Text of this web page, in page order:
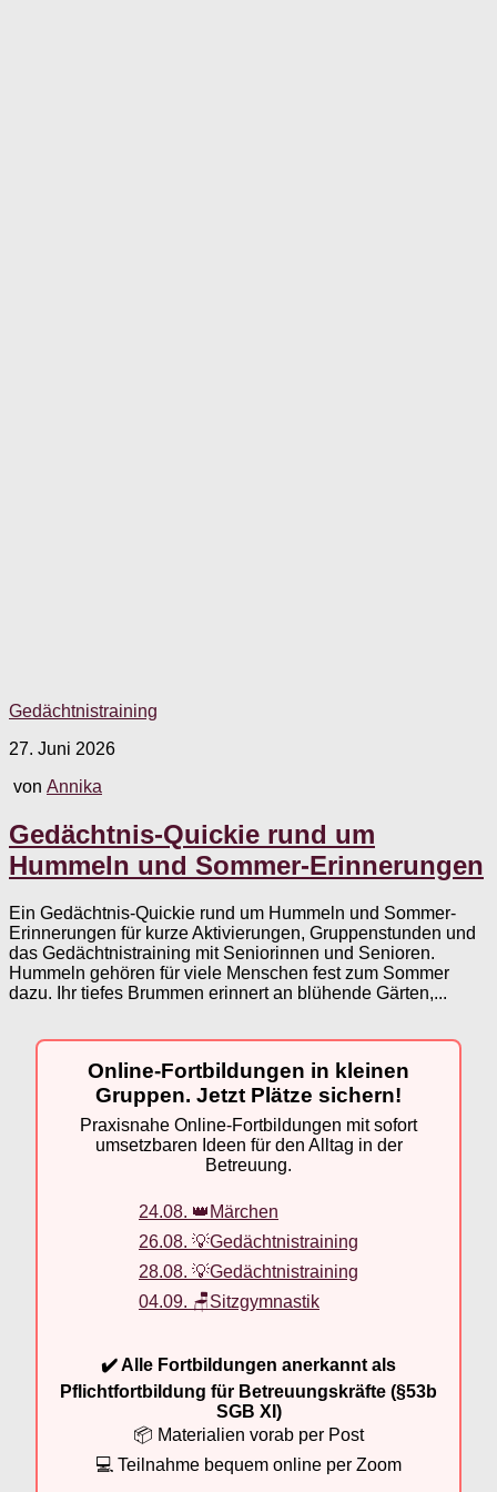
Gedächtnistraining
27. Juni 2026
von Annika
Gedächtnis-Quickie rund um
Hummeln und Sommer-Erinnerungen
Ein Gedächtnis-Quickie rund um Hummeln und Sommer-
Erinnerungen für kurze Aktivierungen, Gruppenstunden und
das Gedächtnistraining mit Seniorinnen und Senioren.
Hummeln gehören für viele Menschen fest zum Sommer
dazu. Ihr tiefes Brummen erinnert an blühende Gärten,...
Online-Fortbildungen in kleinen
Gruppen. Jetzt Plätze sichern!
Praxisnahe Online-Fortbildungen mit sofort
umsetzbaren Ideen für den Alltag in der
Betreuung.
24.08. 👑Märchen
26.08. 💡Gedächtnistraining
28.08. 💡Gedächtnistraining
04.09. 🪑Sitzgymnastik
✔️ Alle Fortbildungen anerkannt als
Pflichtfortbildung für Betreuungskräfte (§53b
SGB XI)
📦 Materialien vorab per Post
💻 Teilnahme bequem online per Zoom